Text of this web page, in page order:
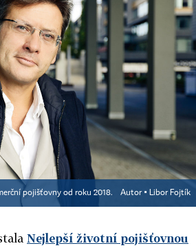
pojišťovny od roku 2018. Autor ▪ Libor Fojtík
Nejlepší životní pojišťovnou